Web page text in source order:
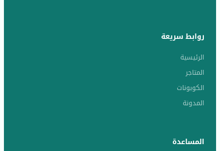
روابط سريعة
الرئيسية
المتاجر
الكوبونات
المدونة
المساعدة